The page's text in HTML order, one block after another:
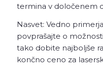
termina v določenem
Nasvet: Vedno
povprašajte o
tako dobite najboljše
končno ceno za